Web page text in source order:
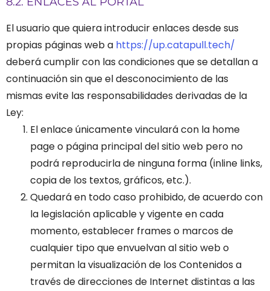
El usuario que quiera introducir enlaces desde sus
propias páginas web a https://up.catapull.tech/
deberá cumplir con las condiciones que se detallan a
continuación sin que el desconocimiento de las
mismas evite las responsabilidades derivadas de la
Ley:
El enlace únicamente vinculará con la home
page o página principal del sitio web pero no
podrá reproducirla de ninguna forma (inline links,
copia de los textos, gráficos, etc.).
Quedará en todo caso prohibido, de acuerdo con
la legislación aplicable y vigente en cada
momento, establecer frames o marcos de
cualquier tipo que envuelvan al sitio web o
permitan la visualización de los Contenidos a
través de direcciones de Internet distintas a las